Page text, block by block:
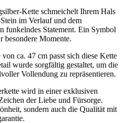
Kette schmeichelt Ihrem Hals
im Verlauf und dem
funkelndes Statement. Ein Symbol
besondere Momente.
ca. 47 cm passt sich diese Kette
wurde sorgfältig gestaltet, um die
Vollendung zu repräsentieren.
wird in einer exklusiven
der Liebe und Fürsorge.
sondern auch die Qualität mit